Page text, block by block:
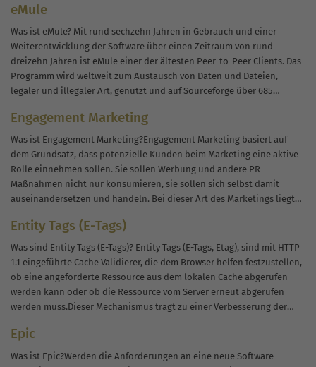
eMule
Was ist eMule? Mit rund sechzehn Jahren in Gebrauch und einer
Weiterentwicklung der Software über einen Zeitraum von rund
dreizehn Jahren ist eMule einer der ältesten Peer-to-Peer Clients. Das
Programm wird weltweit zum Austausch von Daten und Dateien,
legaler und illegaler Art, genutzt und auf Sourceforge über 685
Engagement Marketing
Was ist Engagement Marketing?Engagement Marketing basiert auf
dem Grundsatz, dass potenzielle Kunden beim Marketing eine aktive
Rolle einnehmen sollen. Sie sollen Werbung und andere PR-
Maßnahmen nicht nur konsumieren, sie sollen sich selbst damit
auseinandersetzen und handeln. Bei dieser Art des Marketings liegt
Entity Tags (E-Tags)
Was sind Entity Tags (E-Tags)? Entity Tags (E-Tags, Etag), sind mit HTTP
1.1 eingeführte Cache Validierer, die dem Browser helfen festzustellen,
ob eine angeforderte Ressource aus dem lokalen Cache abgerufen
werden kann oder ob die Ressource vom Server erneut abgerufen
werden muss.Dieser Mechanismus trägt zu einer Verbesserung der
Epic
Was ist Epic?Werden die Anforderungen an eine neue Software